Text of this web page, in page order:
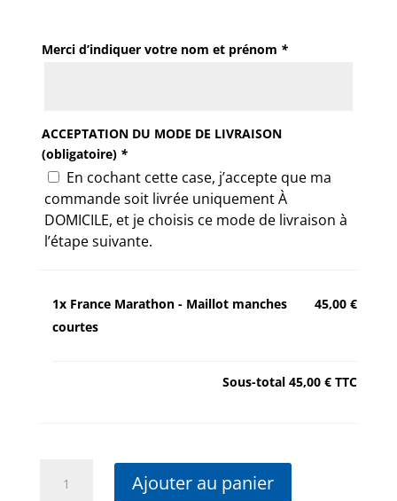
Merci d’indiquer votre nom et prénom *
ACCEPTATION DU MODE DE LIVRAISON
(obligatoire) *
En cochant cette case, j’accepte que ma
commande soit livrée uniquement À
DOMICILE, et je choisis ce mode de livraison à
l’étape suivante.
1x France Marathon - Maillot manches
courtes
45,00 €
Sous-total45,00 € TTC
Ajouter au panier